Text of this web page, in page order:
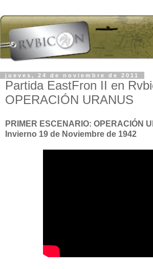
jueves, 24 de noviembre de 2011
Partida EastFron II en
OPERACIÓN URANUS
PRIMER ESCENARIO: OPERACIÓN
Invierno 19 de Noviembre de 1942